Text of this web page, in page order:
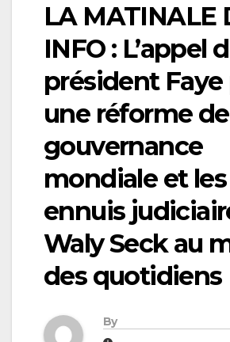
LA MATINALE
INFO : L’appel
président
une réforme
gouvernance
mondiale et les
ennuis
Waly Seck au
des quotidiens
By